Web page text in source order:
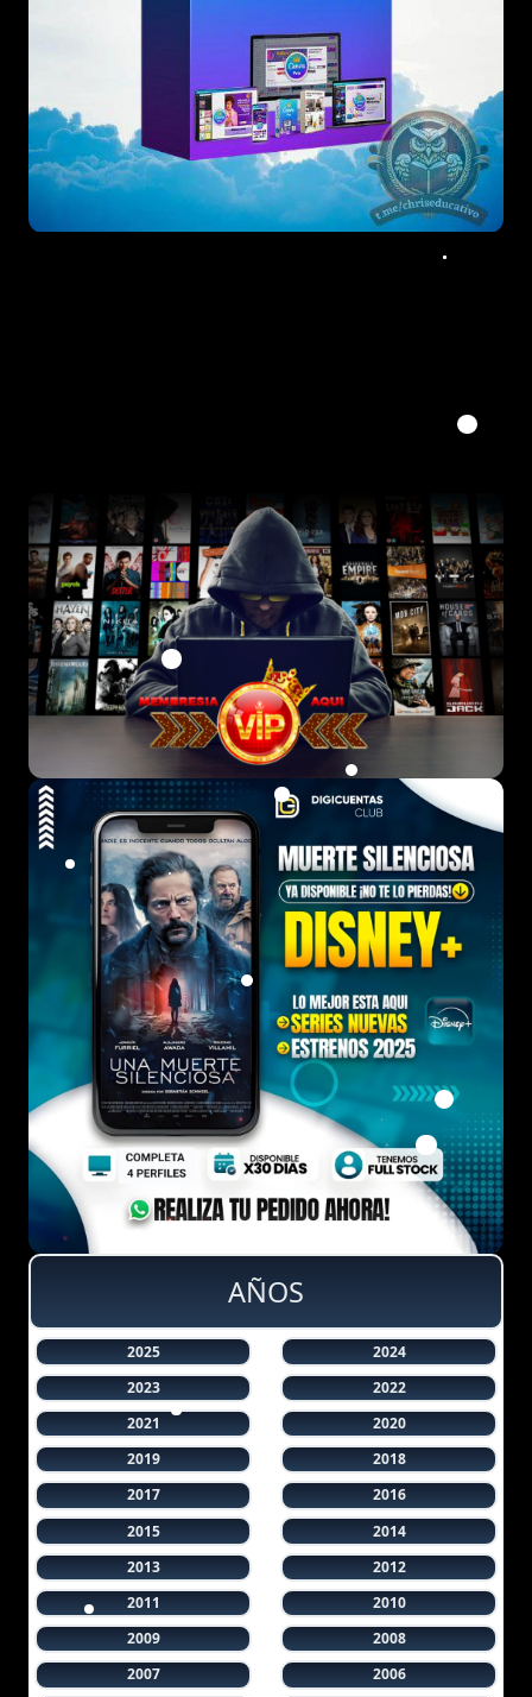
AÑOS
2025
2024
2023
2022
2021
2020
2019
2018
2017
2016
2015
2014
2013
2012
2011
2010
2009
2008
2007
2006